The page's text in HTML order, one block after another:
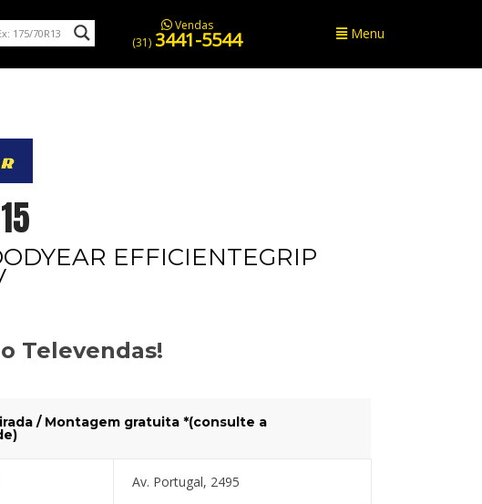
Vendas
(31) 3441-5544 Menu
EFFICIENTEGRIP
Televendas!
/ Montagem gratuita *(consulte a
Av. Portugal, 2495